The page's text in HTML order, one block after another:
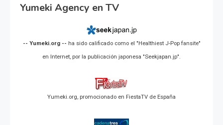
Yumeki Agency en TV
-- Yumeki.org -- ha sido calificado como el "Healthiest J-Pop fansite"
en Internet, por la publicación japonesa "Seekjapan.jp".
Yumeki.org, promocionado en FiestaTV de España